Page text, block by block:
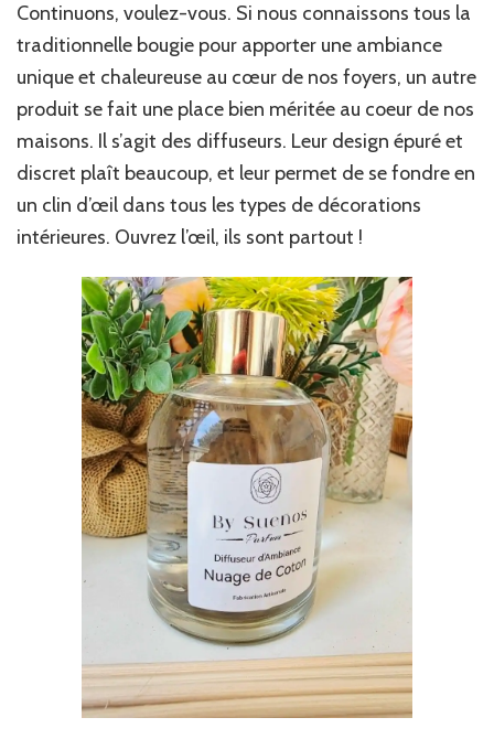
Continuons, voulez-vous. Si nous connaissons tous la
traditionnelle bougie pour apporter une ambiance
unique et chaleureuse au cœur de nos foyers, un autre
produit se fait une place bien méritée au coeur de nos
maisons. Il s’agit des diffuseurs. Leur design épuré et
discret plaît beaucoup, et leur permet de se fondre en
un clin d’œil dans tous les types de décorations
intérieures. Ouvrez l’œil, ils sont partout !